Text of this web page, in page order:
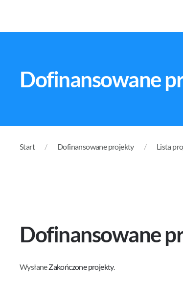
Dofinansowane
Start Dofinansowane projekty Lista
Dofinansowane
WysłaneZakończone projekty.